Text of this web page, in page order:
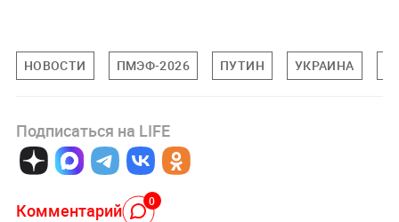
НОВОСТИ ПМЭФ-2026 ПУТИН УКРАИНА
Подписаться на LIFE
Комментарий 0